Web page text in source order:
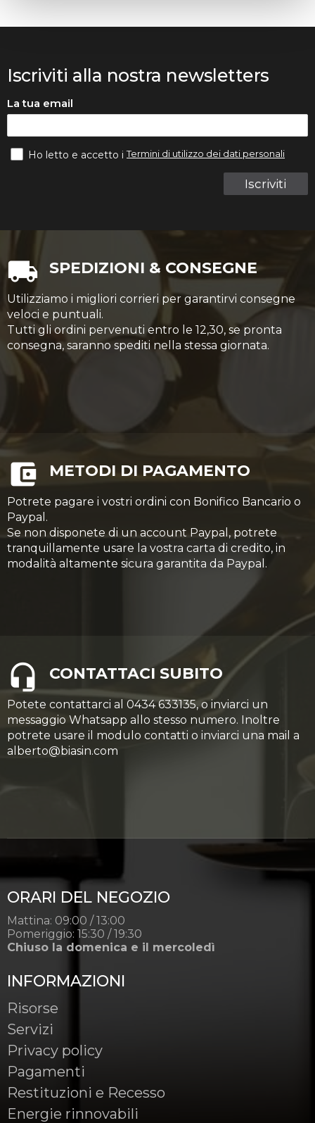
Iscriviti alla nostra newsletters
La tua email
Iscriviti
Ho letto e accetto iTermini di utilizzo dei dati personali
SPEDIZIONI & CONSEGNE
Utilizziamo i migliori corrieri per garantirvi consegne
veloci e puntuali.
Tutti gli ordini pervenuti entro le 12,30, se pronta
consegna, saranno spediti nella stessa giornata.
METODI DI PAGAMENTO
Potrete pagare i vostri ordini con Bonifico Bancario o
Paypal.
Se non disponete di un account Paypal, potrete
tranquillamente usare la vostra carta di credito, in
modalità altamente sicura garantita da Paypal.
CONTATTACI SUBITO
Potete contattarci al 0434 633135, o inviarci un
messaggio Whatsapp allo stesso numero. Inoltre
potrete usare il modulo contatti o inviarci una mail a
alberto@biasin.com
ORARI DEL NEGOZIO
Mattina: 09:00 / 13:00
Pomeriggio: 15:30 / 19:30
Chiuso la domenica e il mercoledì
INFORMAZIONI
Risorse
Servizi
Privacy policy
Pagamenti
Restituzioni e Recesso
Energie rinnovabili